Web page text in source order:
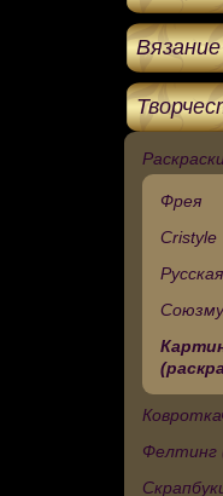
Вязание
Фрея
Cristyle
Фелтинг